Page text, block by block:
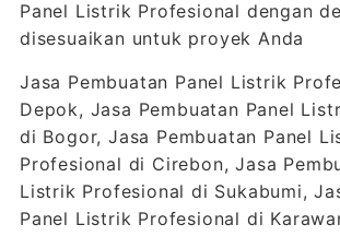
Panel Listrik Profesional dengan
disesuaikan untuk proyek Anda
Jasa Pembuatan Panel Listrik
Depok, Jasa Pembuatan Panel
di Bogor, Jasa Pembuatan Panel
Profesional di Cirebon, Jasa
Listrik Profesional di Sukabumi,
Panel Listrik Profesional di